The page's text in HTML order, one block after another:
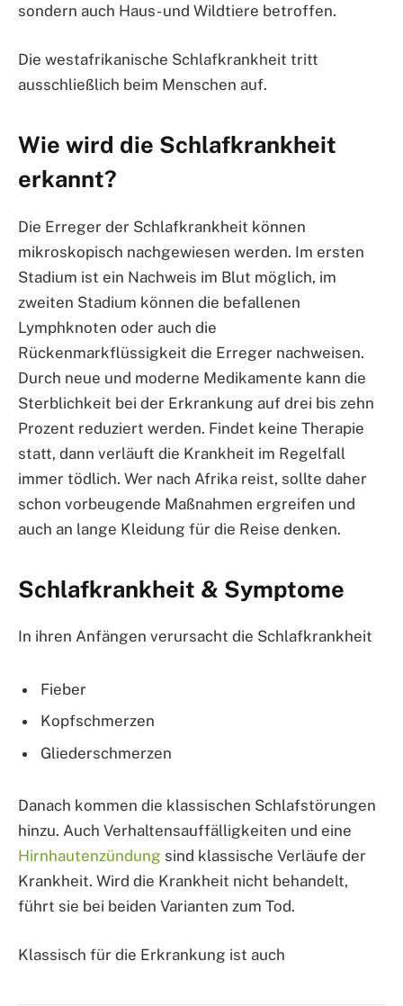
sondern auch Haus- und Wildtiere betroffen.
Die westafrikanische Schlafkrankheit tritt
ausschließlich beim Menschen auf.
Wie wird die Schlafkrankheit
erkannt?
Die Erreger der Schlafkrankheit können
mikroskopisch nachgewiesen werden. Im ersten
Stadium ist ein Nachweis im Blut möglich, im
zweiten Stadium können die befallenen
Lymphknoten oder auch die
Rückenmarkflüssigkeit die Erreger nachweisen.
Durch neue und moderne Medikamente kann die
Sterblichkeit bei der Erkrankung auf drei bis zehn
Prozent reduziert werden. Findet keine Therapie
statt, dann verläuft die Krankheit im Regelfall
immer tödlich. Wer nach Afrika reist, sollte daher
schon vorbeugende Maßnahmen ergreifen und
auch an lange Kleidung für die Reise denken.
Schlafkrankheit & Symptome
In ihren Anfängen verursacht die Schlafkrankheit
Fieber
Kopfschmerzen
Gliederschmerzen
Danach kommen die klassischen Schlafstörungen
hinzu. Auch Verhaltensauffälligkeiten und eine
Hirnhautenzündung sind klassische Verläufe der
Krankheit. Wird die Krankheit nicht behandelt,
führt sie bei beiden Varianten zum Tod.
Klassisch für die Erkrankung ist auch